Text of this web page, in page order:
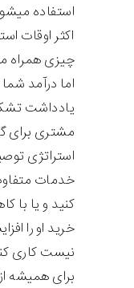
استفاده
چیزی همراه
اما درآمد
یادداشت
مشتری برای
استراتژی
خدمات
کنید و یا
خرید او را
نیست کاری
برای همیشه